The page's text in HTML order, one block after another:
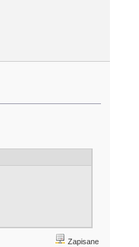
Zapisane